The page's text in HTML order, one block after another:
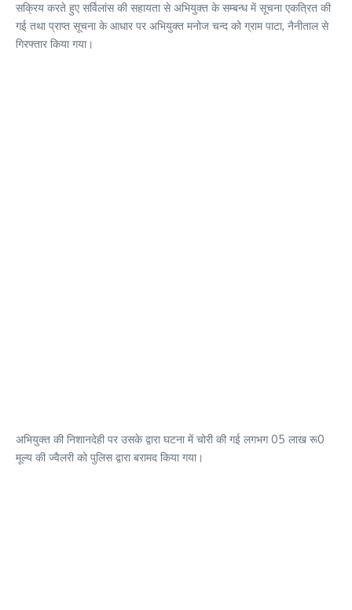
सक्रिय करते हुए सर्विलांस की सहायता से अभियुक्त के सम्बन्ध में सूचना एकत्रित की
गई तथा प्राप्त सूचना के आधार पर अभियुक्त मनोज चन्द को ग्राम पाटा, नैनीताल से
गिरफ्तार किया गया।
अभियुक्त की निशानदेही पर उसके द्वारा घटना में चोरी की गई लगभग 05 लाख रू0
मूल्य की ज्वैलरी को पुलिस द्वारा बरामद किया गया।